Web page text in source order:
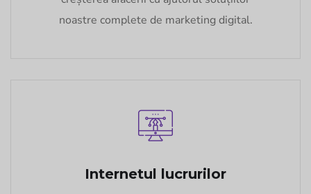
noastre complete de marketing digital.
Internetul lucrurilor